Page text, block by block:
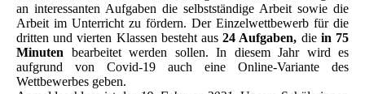
an interessanten Aufgaben die selbstständige Arbeit sowie die
Arbeit im Unterricht zu fördern. Der Einzelwettbewerb für die
dritten und vierten Klassen besteht aus24 Aufgaben, die in 75
Minuten bearbeitet werden sollen. In diesem Jahr wird es
aufgrund von Covid-19 auch eine Online-Variante des
Wettbewerbes geben.